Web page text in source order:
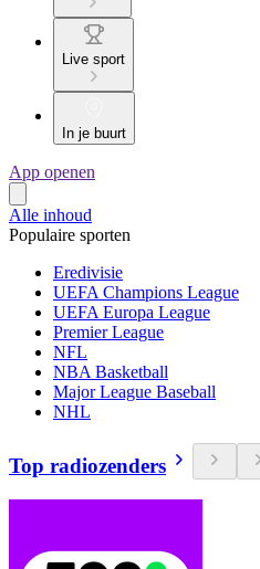
Live sport
In je buurt
App openen
Alle inhoud
Populaire sporten
Eredivisie
UEFA Champions League
UEFA Europa League
Premier League
NFL
NBA Basketball
Major League Baseball
NHL
Top radiozenders